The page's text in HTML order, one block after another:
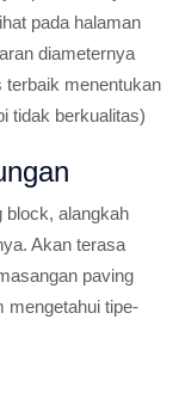
pada halaman
diameternya
terbaik menentukan
tidak berkualitas)
block, alangkah
Akan terasa
paving
mengetahui tipe-